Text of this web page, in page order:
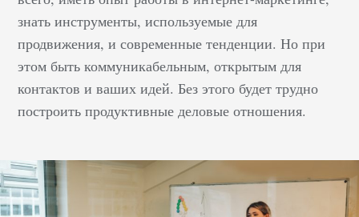
берут во внимание
внутренние структуры
ссылок, а они
представляют весомую
ценность для
стратегии UX и SEO.
дают 5 преимуществ
вашему веб-ресурсу:
Предоставляют
знать инструменты, используемые для
продвижения, и современные тенденции. Но при
этом быть коммуникабельным, открытым для
контактов и ваших идей. Без этого будет трудно
построить продуктивные деловые отношения.